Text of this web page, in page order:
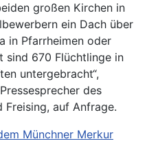
großen Kirchen in
ein Dach über
in Pfarrheimen oder
sind 670 Flüchtlinge in
untergebracht“,
des
Freising, auf Anfrage.
Münchner Merkur